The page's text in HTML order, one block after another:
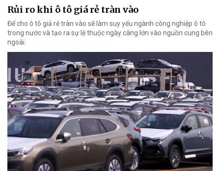
Rủi ro khi ô tô giá rẻ tràn vào
Để cho ô tô giả rẻ tràn vào sẽ làm suy yếu ngành công nghiệp ô tô
trong nước và tạo ra sự lệ thuộc ngày càng lớn vào nguồn cung bên
ngoài.